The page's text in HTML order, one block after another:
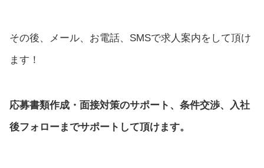
その後、メール、お電話、SMSで求人案内をして頂け
ます！
応募書類作成・面接対策のサポート、条件交渉、入社
後フォローまでサポートして頂けます。